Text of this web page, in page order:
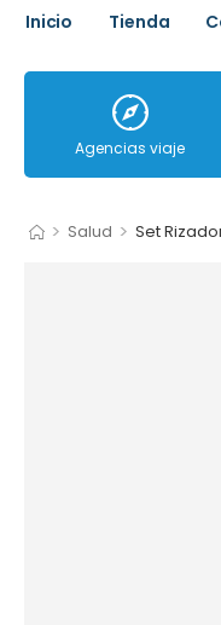
Inicio Tienda
Agencias viaje
> Salud > Set